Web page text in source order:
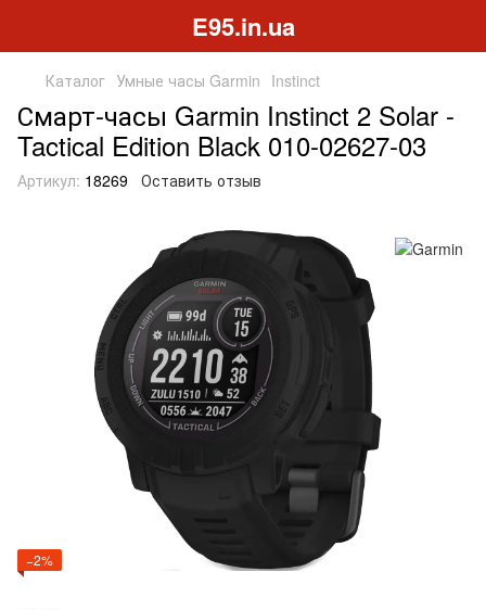
E95.in.ua
Каталог Умные часы Garmin Instinct
Смарт-часы Garmin Instinct 2 Solar -
Tactical Edition Black 010-02627-03
Артикул: 18269 Оставить отзыв
−2%